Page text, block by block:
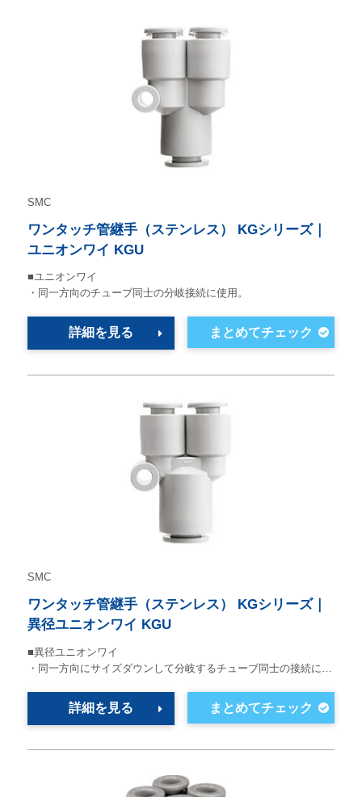
SMC
ワンタッチ管継手（ステンレス） KGシリーズ｜
ユニオンワイ KGU
■ユニオンワイ
・同一方向のチューブ同士の分岐接続に使用。
詳細を見る
SMC
ワンタッチ管継手（ステンレス） KGシリーズ｜
異径ユニオンワイ KGU
■異径ユニオンワイ
・同一方向にサイズダウンして分岐するチューブ同士の接続に…
詳細を見る